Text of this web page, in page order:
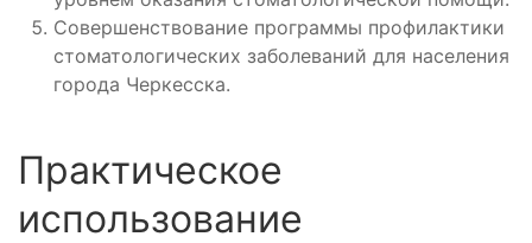
Совершенствование программы профилактики
стоматологических заболеваний для населения
города Черкесска.
Практическое
использование